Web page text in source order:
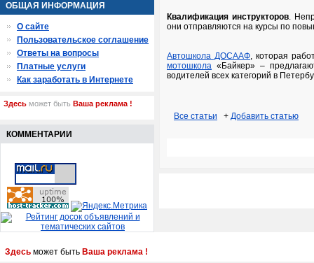
Квалификация инструкторов.
они отправляются на курсы по
Автошкола ДОСААФ, которая
мотошкола «Байкер» –
водителей всех категорий в
Все статьи + Добавить статью
ОБЩАЯ ИНФОРМАЦИЯ
О сайте
Пользовательское соглашение
Ответы на вопросы
Платные услуги
Как заработать в Интернете
Здесь может быть Ваша реклама !
КОММЕНТАРИИ
Здесь может быть Ваша реклама !